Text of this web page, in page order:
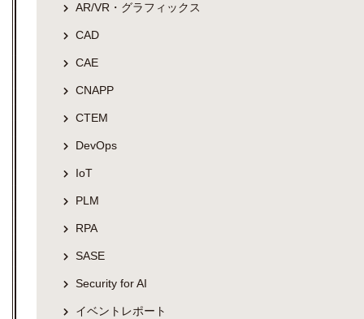
AR/VR・グラフィックス
CAD
CAE
CNAPP
CTEM
DevOps
IoT
PLM
RPA
SASE
Security for AI
イベントレポート